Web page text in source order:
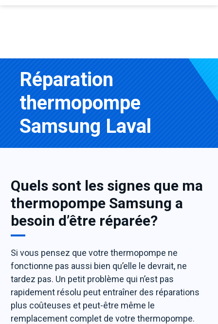
Réparation
thermopompe
Samsung Laval
Quels sont les signes que ma
thermopompe Samsung a
besoin d’être réparée?
Si vous pensez que votre thermopompe ne
fonctionne pas aussi bien qu’elle le devrait, ne
tardez pas. Un petit problème qui n’est pas
rapidement résolu peut entraîner des réparations
plus coûteuses et peut-être même le
remplacement complet de votre thermopompe.